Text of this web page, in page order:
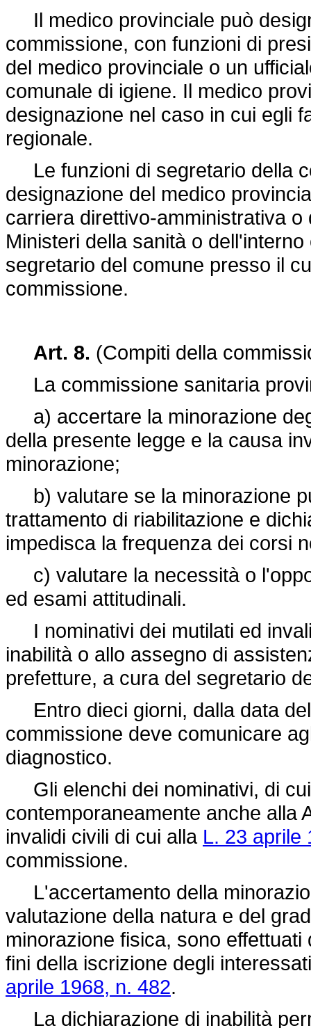
Il medico provinciale può
commissione, con funzioni di
del medico provinciale o un
comunale di igiene. Il medico
designazione nel caso in cui egli
regionale.
Le funzioni di segretario della
designazione del medico
carriera direttivo-amministrativa
Ministeri della sanità o
segretario del comune presso il
commissione.
Art. 8. (Compiti della
La commissione sanitaria
a) accertare la minorazione
della presente legge e la causa
minorazione;
b) valutare se la minorazione
trattamento di riabilitazione e
impedisca la frequenza dei corsi
c) valutare la necessità o
ed esami attitudinali.
I nominativi dei mutilati ed
inabilità o allo assegno di
prefetture, a cura del segretario
Entro dieci giorni, dalla data
commissione deve comunicare
diagnostico.
Gli elenchi dei nominativi, di
contemporaneamente anche alla
invalidi civili di cui alla L. 23 aprile
commissione.
L'accertamento della
valutazione della natura e del
minorazione fisica, sono
fini della iscrizione degli
aprile 1968, n. 482.
La dichiarazione di inabilità